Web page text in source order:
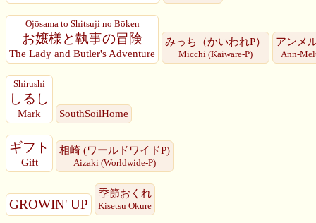
Ojōsama to Shitsuji no Bōken
お嬢様と執事の冒険
The Lady and Butler's Adventure
みっち（かいわれP）
Micchi (Kaiware-P)
アンメ
Ann-
Shirushi
しるし
Mark SouthSoilHome
ギフト
Gift
相崎 (ワールドワイドP)
Aizaki (Worldwide-P)
GROWIN' UP
季節おくれ
Kisetsu Okure